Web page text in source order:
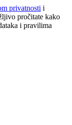
privatnosti i
pročitate kako
i pravilima